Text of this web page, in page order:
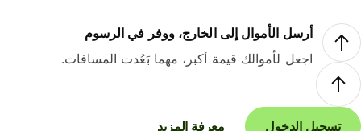
أرسل الأموال إلى الخارج، ووفر في الرسوم
اجعل لأموالك قيمة أكبر، مهما بَعُدت المسافات.
تسجيل الدخول معرفة المزيد